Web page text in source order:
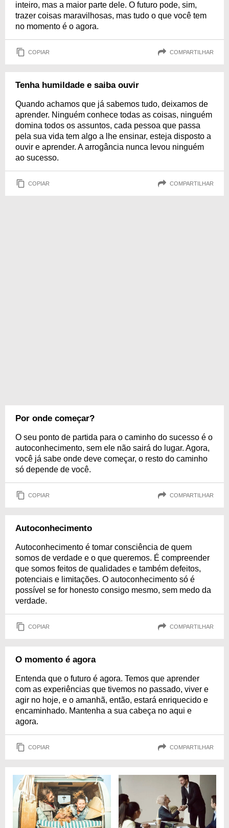
inteiro, mas a maior parte dele. O futuro pode, sim,
trazer coisas maravilhosas, mas tudo o que você tem
no momento é o agora.
COPIAR COMPARTILHAR
Tenha humildade e saiba ouvir
Quando achamos que já sabemos tudo, deixamos de
aprender. Ninguém conhece todas as coisas, ninguém
domina todos os assuntos, cada pessoa que passa
pela sua vida tem algo a lhe ensinar, esteja disposto a
ouvir e aprender. A arrogância nunca levou ninguém
ao sucesso.
COPIAR COMPARTILHAR
Por onde começar?
O seu ponto de partida para o caminho do sucesso é o
autoconhecimento, sem ele não sairá do lugar. Agora,
você já sabe onde deve começar, o resto do caminho
só depende de você.
COPIAR COMPARTILHAR
Autoconhecimento
Autoconhecimento é tomar consciência de quem
somos de verdade e o que queremos. É compreender
que somos feitos de qualidades e também defeitos,
potenciais e limitações. O autoconhecimento só é
possível se for honesto consigo mesmo, sem medo da
verdade.
COPIAR COMPARTILHAR
O momento é agora
Entenda que o futuro é agora. Temos que aprender
com as experiências que tivemos no passado, viver e
agir no hoje, e o amanhã, então, estará enriquecido e
encaminhado. Mantenha a sua cabeça no aqui e
agora.
COPIAR COMPARTILHAR